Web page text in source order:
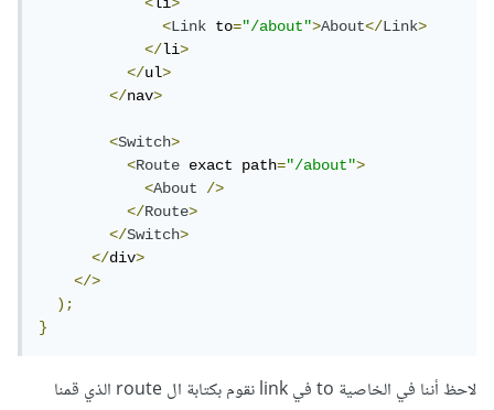
<li>
<Link to="/about">About</Link>
</li>
</ul>
</nav>
<Switch>
<Route exact path="/about">
<About
/>
</Route>
</Switch>
</div>
</>
);
}
لاحظ أننا في الخاصية to في link نقوم بكتابة ال route الذي قمنا